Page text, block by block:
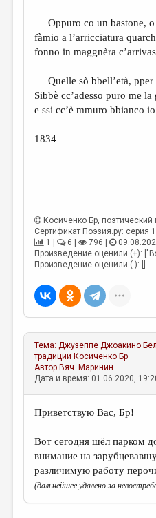
ЛИТЕРАТУРОВЕДЕНИЕ
КУЛЬТУРОВЕДЕНИЕ
ПУБЛИЦИСТИКА
РЕЦЕНЗИРОВАНИЕ
ЦИКЛЫ ПУБЛИКАЦИЙ
Oppuro co un bastone, o
fàmio a l’arricciatura
fonno in maggnèra
Quelle sò bbell’età, pper
Sibbè cc’adesso puro me la
e ssi cc’è mmuro bbianco
1834
Косиченко Бр,
Сертификат Поэзия.ру: серия
1 |
6 | 796 |
Произведение оценили (+):
Произведение оценили (-): []
Тема:Джузеппе Джоакино
традиции Косиченко Бр
Автор Вяч. Маринин
Дата и время: 01.06.2020,
Приветствую Вас, Бр!
Вот сегодня шёл парком
внимание на
различимую работу
(дальнейшее удалено за